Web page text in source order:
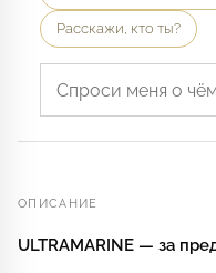
Расскажи, кто ты?
ОПИСАНИЕ
ULTRAMARINE — за